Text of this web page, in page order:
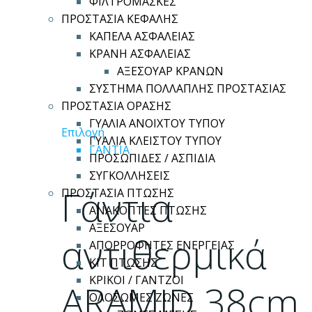
ΠΡΟΣΤΑΣΙΑ ΚΕΦΑΛΗΣ
ΚΑΠΕΛΑ ΑΣΦΑΛΕΙΑΣ
ΚΡΑΝΗ ΑΣΦΑΛΕΙΑΣ
ΑΞΕΣΟΥΑΡ ΚΡΑΝΩΝ
ΣΥΣΤΗΜΑ ΠΟΛΛΑΠΛΗΣ ΠΡΟΣΤΑΣΙΑΣ
ΠΡΟΣΤΑΣΙΑ ΟΡΑΣΗΣ
ΓΥΑΛΙΑ ΑΝΟΙΧΤΟΥ ΤΥΠΟΥ
ΓΥΑΛΙΑ ΚΛΕΙΣΤΟΥ ΤΥΠΟΥ
ΠΡΟΣΩΠΙΔΕΣ / ΑΣΠΙΔΙΑ
ΣΥΓΚΟΛΛΗΣΕΙΣ
ΠΡΟΣΤΑΣΙΑ ΠΤΩΣΗΣ
ΑΝΑΚΟΠΤΕΣ ΠΤΩΣΗΣ
ΑΞΕΣΟΥΑΡ
ΑΠΟΡΡΟΦΗΤΕΣ ΕΝΕΡΓΕΙΑΣ
ΚΙΤ ΠΤΩΣΗΣ
ΚΡΙΚΟΙ / ΓΑΝΤΖΟΙ
ΟΛΟΣΩΜΕΣ ΖΩΝΕΣ
Επιλογή Αυτό
το
προϊόν
έχει
πολλαπλές
παραλλαγές.
Οι
επιλογές
μπορούν
να
επιλεγούν
ΓΑΝΤΙΑ
Γάντια
αντιθερμικά
ARAMID 38cm